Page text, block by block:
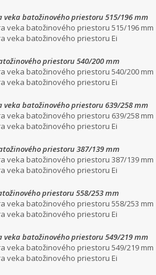
veka batožinového priestoru 515/196 mm
veka batožinového priestoru 515/196 mm
veka batožinového priestoru Ei
priestoru 540/200 mm
veka batožinového priestoru 540/200 mm
veka batožinového priestoru Ei
veka batožinového priestoru 639/258 mm
veka batožinového priestoru 639/258 mm
veka batožinového priestoru Ei
priestoru 387/139 mm
veka batožinového priestoru 387/139 mm
veka batožinového priestoru Ei
priestoru 558/253 mm
veka batožinového priestoru 558/253 mm
veka batožinového priestoru Ei
veka batožinového priestoru 549/219 mm
veka batožinového priestoru 549/219 mm
veka batožinového priestoru Ei